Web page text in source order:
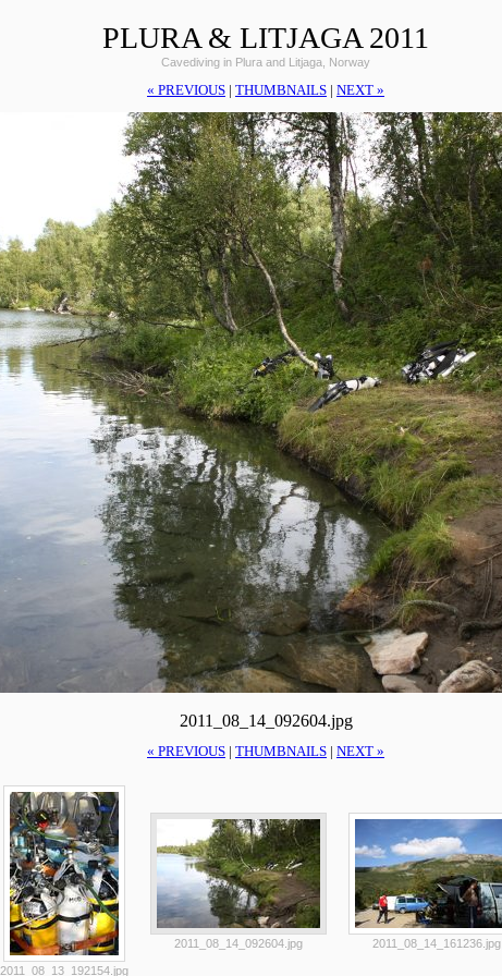
PLURA & LITJAGA 2011
Cavediving in Plura and Litjaga, Norway
« PREVIOUS | THUMBNAILS | NEXT »
2011_08_14_092604.jpg
« PREVIOUS THUMBNAILS NEXT »
2011_08_13_192154.jpg
2011_08_14_092604.jpg 2011_08_14_161236.jpg